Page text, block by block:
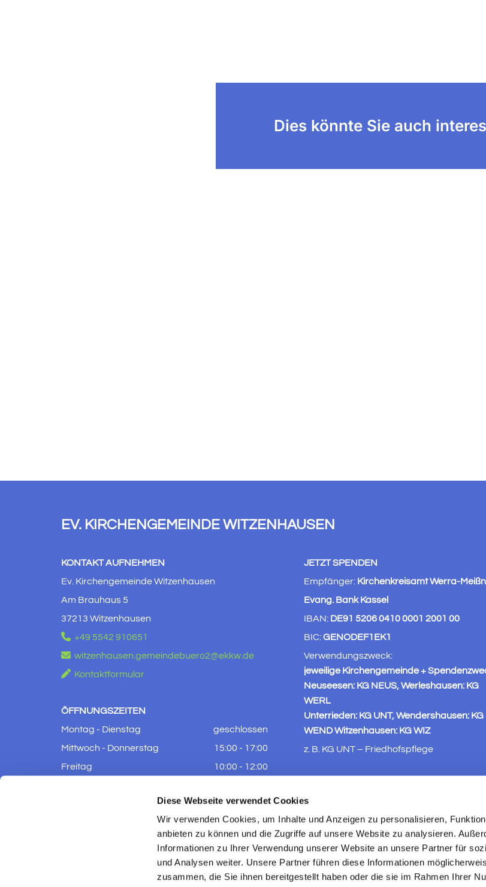
Diese Webseite verwendet Cookies
Wir verwenden Cookies, um Inhalte und Anzeigen zu personalisieren,
anbieten zu können und die Zugriffe auf unsere Website zu analysieren.
Informationen zu Ihrer Verwendung unserer Website an unsere Partner für
und Analysen weiter. Unsere Partner führen diese Informationen
zusammen, die Sie ihnen bereitgestellt haben oder die sie im Rahmen Ihrer
Dies könnte Sie auch
EV. KIRCHENGEMEINDE WITZENHAUSEN
KONTAKT AUFNEHMEN
Ev. Kirchengemeinde Witzenhausen
Am Brauhaus 5
37213 Witzenhausen
 +49 5542 910651
 witzenhausen.gemeindebuero2@ekkw.de
 Kontaktformular
ÖFFNUNGSZEITEN
Montag - Dienstag
geschlossen
Mittwoch - Donnerstag
15:00 - 17:00
Freitag
10:00 - 12:00
JETZT SPENDEN
Empfänger: Kirchenkreisamt Werra-
Evang. Bank Kassel
IBAN: DE91 5206 0410 0001 2001 00
BIC:GENODEF1EK1
Verwendungszweck:
jeweilige Kirchengemeinde +
Neuseesen: KG NEUS, Werleshausen: KG
WERL
Unterrieden: KG UNT, Wendershausen: KG
WEND Witzenhausen: KG WIZ
z. B. KG UNT – Friedhofspflege